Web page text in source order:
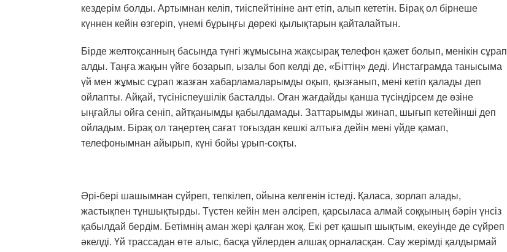
кездерім болды. Артымнан келіп, тиіспейтініне ант етіп, алып кететін. Бірақ ол бірнеше
күннен кейін өзгеріп, үнемі бұрыңғы дөрекі қылықтарын қайталайтын.
Бірде желтоқсанның басында түнгі жұмысына жақсырақ телефон қажет болып, менікін сұрап
алды. Таңға жақын үйге бозарып, ызалы боп келді де, «Біттің» деді. Инстаграмда танысыма
үй мен жұмыс сұрап жазған хабарламаларымды оқып, қызғанып, мені кетіп қалады деп
ойлапты. Айқай, түсініспеушілік басталды. Оған жағдайды қанша түсіндірсем де өзіне
ыңғайлы ойға сеніп, айтқанымды қабылдамады. Заттарымды жинап, шығып кетейінші деп
ойладым. Бірақ ол таңертең сағат тоғыздан кешкі алтыға дейін мені үйде қамап,
телефонымнан айырып, күні бойы ұрып-соқты.
Әрі-бері шашымнан сүйреп, тепкілеп, ойына келгенін істеді. Қаласа, зорлап алады,
жастықпен тұншықтырды. Түстен кейін мен әлсіреп, қарсыласа алмай соққының бәрін үнсіз
қабылдай бердім. Бетімнің аман жері қалған жоқ. Екі рет қашып шықтым, екеуінде де сүйреп
әкелді. Үй трассадан өте алыс, басқа үйлерден алшақ орналасқан. Сау жерімді қалдырмай